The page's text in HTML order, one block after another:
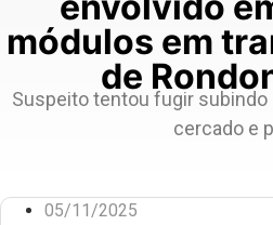
módulos em
de
Suspeito tentou fugir subindo
cercado e
05/11/2025